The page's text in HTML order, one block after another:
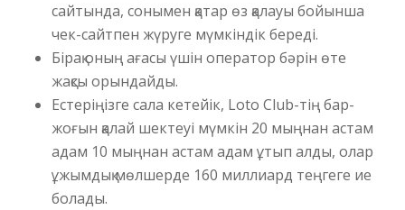
сайтында, сонымен қатар өз қалауы бойынша
чек-сайтпен жүруге мүмкіндік береді.
Бірақ оның ағасы үшін оператор бәрін өте
жақсы орындайды.
Естеріңізге сала кетейік, Loto Club-тің бар-
жоғын қалай шектеуі мүмкін 20 мыңнан астам
адам 10 мыңнан астам адам ұтып алды, олар
ұжымдық мөлшерде 160 миллиард теңгеге ие
болады.